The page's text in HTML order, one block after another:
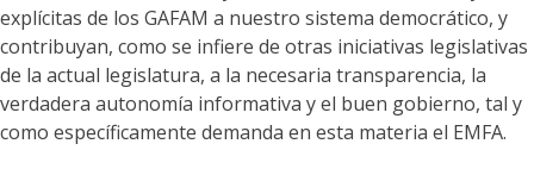
explícitas de los GAFAM a nuestro sistema democrático, y
contribuyan, como se infiere de otras iniciativas legislativas
de la actual legislatura, a la necesaria transparencia, la
verdadera autonomía informativa y el buen gobierno, tal y
como específicamente demanda en esta materia el EMFA.